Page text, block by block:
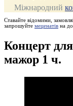
Міжнародний
Ставайте відомими,
запрошуйте меценатів на
Концерт
мажор 1 ч.